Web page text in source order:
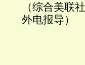
（综合美联
外电报导）